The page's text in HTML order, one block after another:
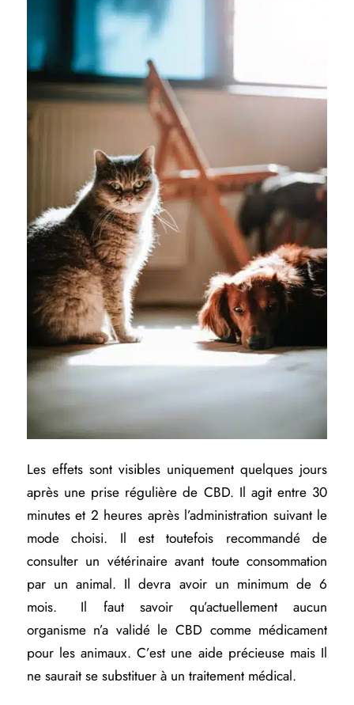
Les effets sont visibles uniquement quelques jours
après une prise régulière de CBD. Il agit entre 30
minutes et 2 heures après l’administration suivant le
mode choisi. Il est toutefois recommandé de
consulter un vétérinaire avant toute consommation
par un animal. Il devra avoir un minimum de 6
mois. Il faut savoir qu’actuellement aucun
organisme n’a validé le CBD comme médicament
pour les animaux. C’est une aide précieuse mais Il
ne saurait se substituer à un traitement médical.